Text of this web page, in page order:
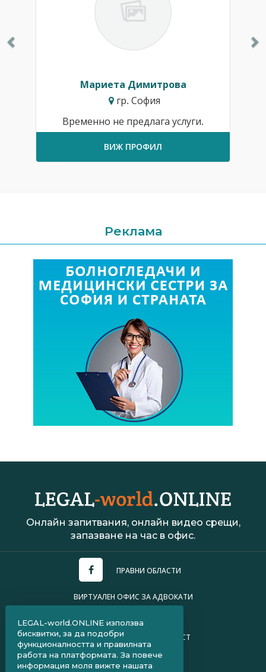
Мариета Димитрова
гр. София
Временно не предлага услуги.
ВИЖ ПРОФИЛ
Реклама
Онлайн запитвания, онлайн видео срещи,
запазване на час в офис.
ПРАВНИ ОБЛАСТИ
ВИРТУАЛЕН ОФИС ЗА АДВОКАТИ
ПОЛИТИКА ЗА ПОВЕРИТЕЛНОСТ
ЧЗВ ЗА КЛИЕНТИ
LEGAL-world.ONLINE използва
бисквитки, за да подобри
функционалността и правилната
работа на платформата. За повече
информация моля вижте нашата